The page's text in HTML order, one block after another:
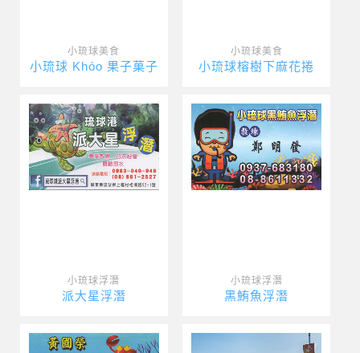
小琉球美食
小琉球 Khóo 果子菓子
小琉球美食
小琉球榕樹下麻花捲
小琉球浮潛
派大星浮潛
小琉球浮潛
黑鮪魚浮潛